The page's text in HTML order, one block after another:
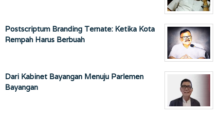
Postscriptum Branding Ternate: Ketika Kota
Rempah Harus Berbuah
Dari Kabinet Bayangan Menuju Parlemen
Bayangan